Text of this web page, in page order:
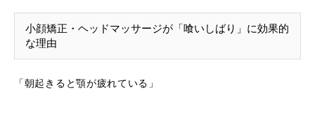
小顔矯正・ヘッドマッサージが「喰いしばり」に効果的
な理由
「朝起きると顎が疲れている」